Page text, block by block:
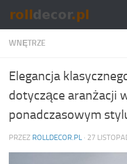
Skip to content
WNĘTRZE
Elegancja
dotyczące aranżacji
ponadczasowym
PRZEZ ROLLDECOR.PL · 27